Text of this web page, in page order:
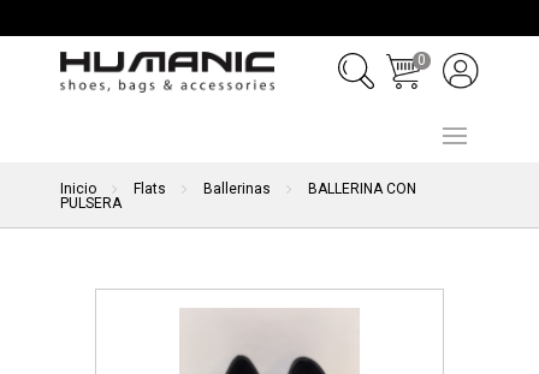
0
Inicio Flats Ballerinas
BALLERINA CON
PULSERA